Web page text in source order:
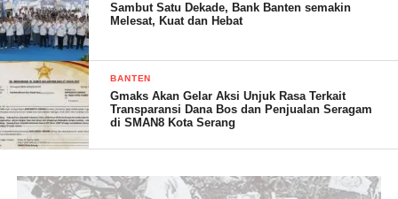
relawan dalam memenangkan calon yang diusung, “Komitmen
dan kesatuan kita sebagai relawan adalah kunci keberhasilan
dalam mewujudkan tujuan bersama,” kata Babeh Nas sapaan
akrab Nasrudin.
Sambut Satu Dekade, Bank Banten semakin
Melesat, Kuat dan Hebat
BANTEN
Gmaks Akan Gelar Aksi Unjuk Rasa Terkait
Transparansi Dana Bos dan Penjualan Seragam
di SMAN8 Kota Serang